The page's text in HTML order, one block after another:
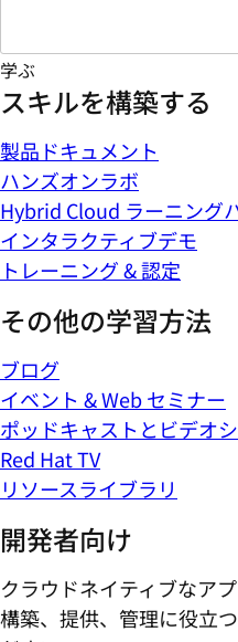
学ぶ
スキルを構築する
製品ドキュメント
ハンズオンラボ
Hybrid Cloud ラーニング
インタラクティブデモ
トレーニング & 認定
その他の学習方法
ブログ
イベント & Web セミナー
ポッドキャストとビデオ
Red Hat TV
リソースライブラリ
開発者向け
クラウドネイティブなア
構築、提供、管理に役立